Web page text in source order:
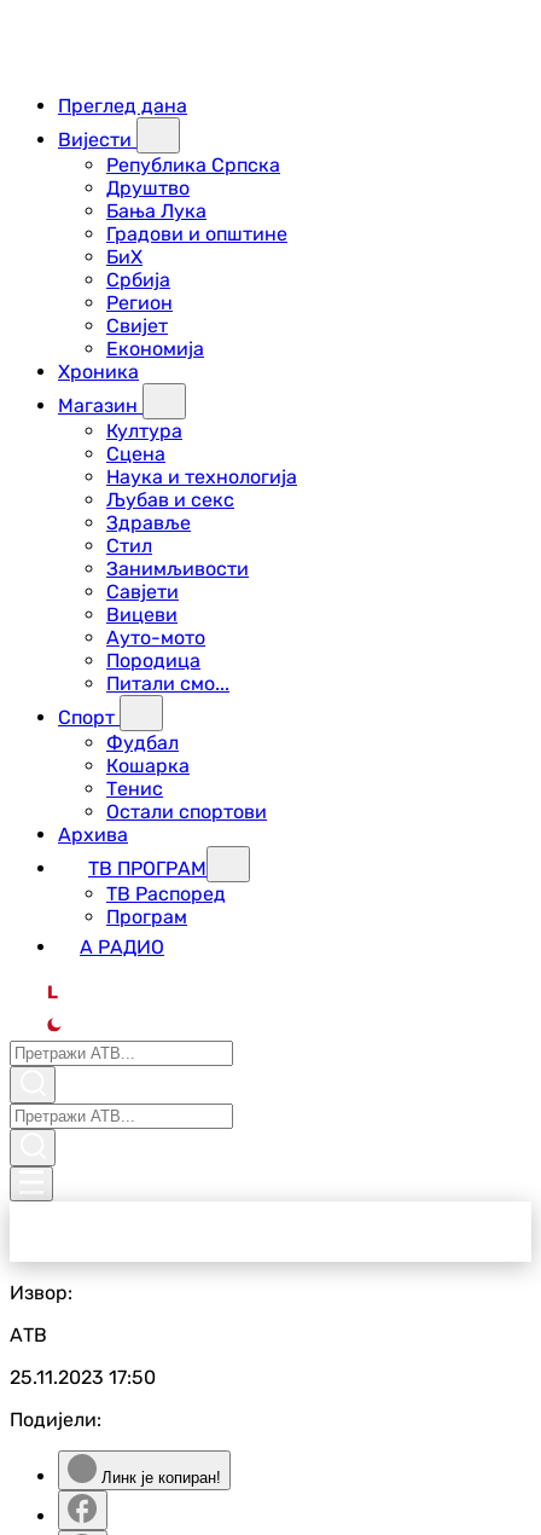
Преглед дана
Вијести
Република Српска
Друштво
Бања Лука
Градови и општине
БиХ
Србија
Регион
Свијет
Економија
Хроника
Магазин
Култура
Сцена
Наука и технологија
Љубав и секс
Здравље
Стил
Занимљивости
Савјети
Вицеви
Ауто-мото
Породица
Питали смо...
Спорт
Фудбал
Кошарка
Тенис
Остали спортови
Архива
ТВ ПРОГРАМ
ТВ Распоред
Програм
А РАДИО
L
Извор:
АТВ
25.11.2023 17:50
Подијели:
Линк је копиран!